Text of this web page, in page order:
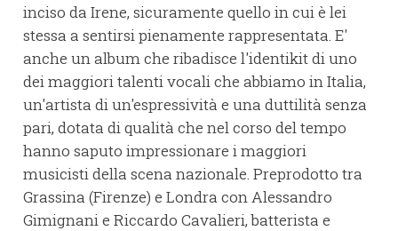
inciso da Irene, sicuramente quello in cui è lei
stessa a sentirsi pienamente rappresentata. E'
anche un album che ribadisce l'identikit di uno
dei maggiori talenti vocali che abbiamo in Italia,
un'artista di un'espressività e una duttilità senza
pari, dotata di qualità che nel corso del tempo
hanno saputo impressionare i maggiori
musicisti della scena nazionale. Preprodotto tra
Grassina (Firenze) e Londra con Alessandro
Gimignani e Riccardo Cavalieri, batterista e